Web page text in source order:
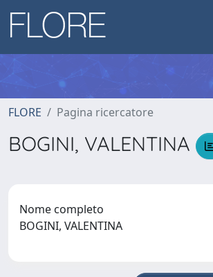
FLORE Pagina ricercatore
BOGINI, VALENTINA
Nome completo
BOGINI, VALENTINA